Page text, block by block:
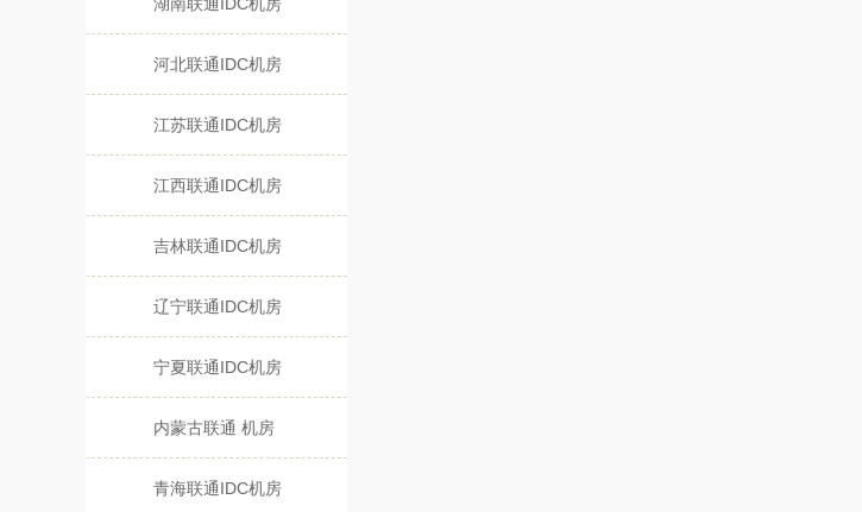
河北联通IDC机房
江苏联通IDC机房
江西联通IDC机房
吉林联通IDC机房
辽宁联通IDC机房
宁夏联通IDC机房
内蒙古联通 机房
青海联通IDC机房